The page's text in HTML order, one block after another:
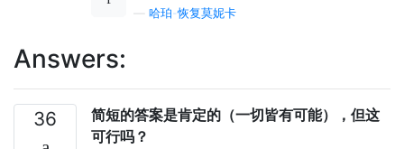
哈珀-恢复莫妮卡
Answers:
36
简短的答案是肯定的（一切皆有可能），但这
可行吗？